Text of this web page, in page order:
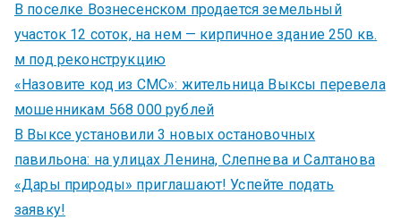
В поселке Вознесенском продается земельный
участок 12 соток, на нем — кирпичное здание 250 кв.
м под реконструкцию
«Назовите код из СМС»: жительница Выксы перевела
мошенникам 568 000 рублей
В Выксе установили 3 новых остановочных
павильона: на улицах Ленина, Слепнева и Салтанова
«Дары природы» приглашают! Успейте подать
заявку!